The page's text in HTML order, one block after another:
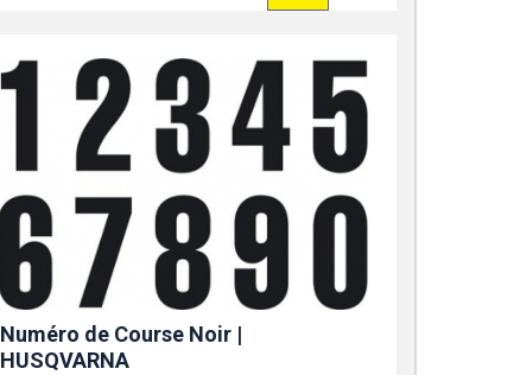
Numéro de Course Noir |
HUSQVARNA